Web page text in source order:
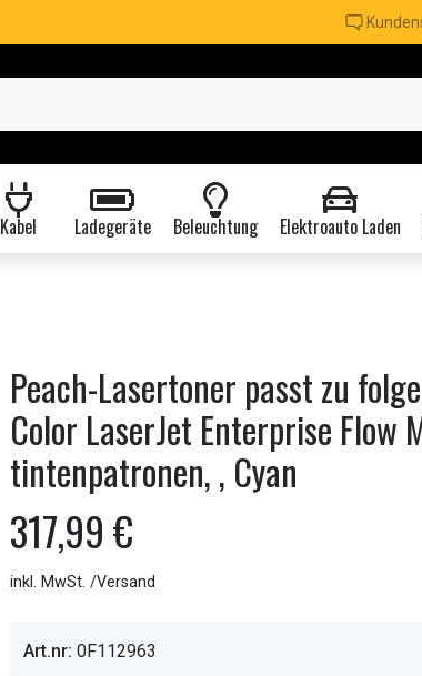
Kabel Ladegeräte Beleuchtung Elektroauto Laden
Peach-Lasertoner passt zu
Color LaserJet Enterprise Flow
tintenpatronen, , Cyan
317,99 €
inkl. MwSt. /Versand
Art.nr: 0F112963